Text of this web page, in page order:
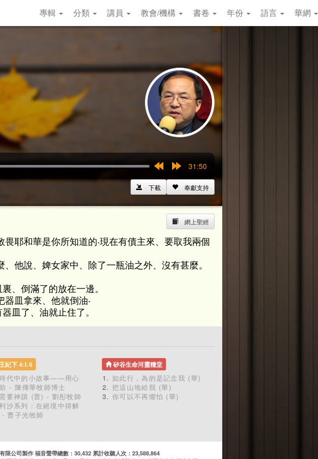
專輯 分類 講員 教會/機構 書卷 年份 語言 華網
15s
15s
31:50
奉獻支持
下載
網上聖經
耶和華是你所知道的‧現在有債主來、要取我兩個
他說、婢女家中、除了一瓶油之外、沒有甚麼。
、倒滿了的放在一邊。
皿拿來、他就倒油‧
皿了、油就止住了。
紀下 4:1-6
代中的小故事——用心
- 陳傳華牧師博士
要神蹟 (普) - 劉彤牧師
沙系列：在絕境中得解
曹子光牧師
矽谷生命河靈糧堂
如此行，為的是記念我 (華)
把這山地給我 (華)
你可以不再懼怕 (華)
限公司製作 福音聲帶總數：30,432 累計收聽人次：23,588,864